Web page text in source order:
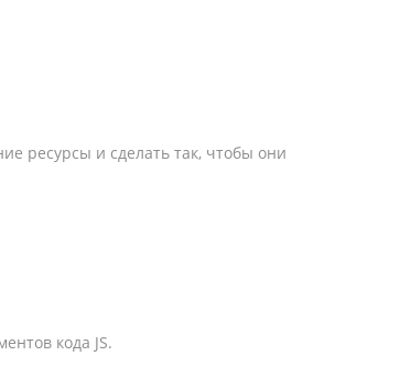
ресурсы и сделать так, чтобы они
кода JS.